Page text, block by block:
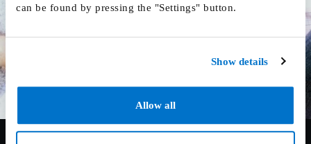
can be found by pressing the "Settings" button.
Show details
Allow all